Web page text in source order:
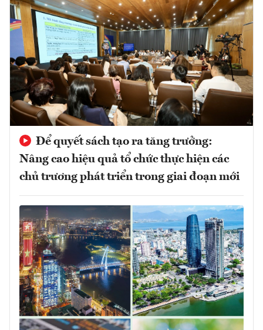
Để quyết sách tạo ra tăng trưởng:
Nâng cao hiệu quả tổ chức thực hiện các
chủ trương phát triển trong giai đoạn mới